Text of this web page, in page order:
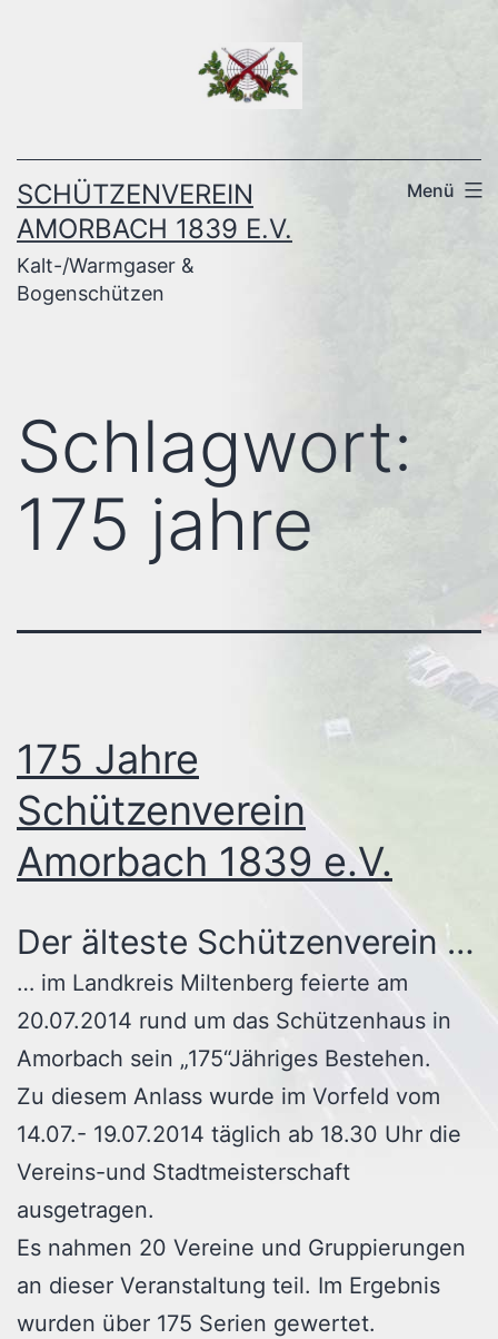
SCHÜTZENVEREIN
AMORBACH 1839 E.V.
Kalt-/Warmgaser &
Bogenschützen
Menü
Schlagwort:
175 jahre
175 Jahre
Schützenverein
Amorbach 1839 e.V.
Der älteste Schützenverein …
… im Landkreis Miltenberg feierte am
20.07.2014 rund um das Schützenhaus in
Amorbach sein „175“Jähriges Bestehen.
Zu diesem Anlass wurde im Vorfeld vom
14.07.- 19.07.2014 täglich ab 18.30 Uhr die
Vereins-und Stadtmeisterschaft
ausgetragen.
Es nahmen 20 Vereine und Gruppierungen
an dieser Veranstaltung teil. Im Ergebnis
wurden über 175 Serien gewertet.